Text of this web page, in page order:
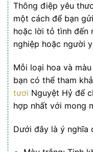
Thông điệp yêu
một cách để bạn
hoặc lời tỏ tình đến
nghiệp hoặc người
Mỗi loại hoa và
bạn có thể tham
tươi Nguyệt Hỷ để
hợp nhất với mong
Dưới đây là ý nghĩa